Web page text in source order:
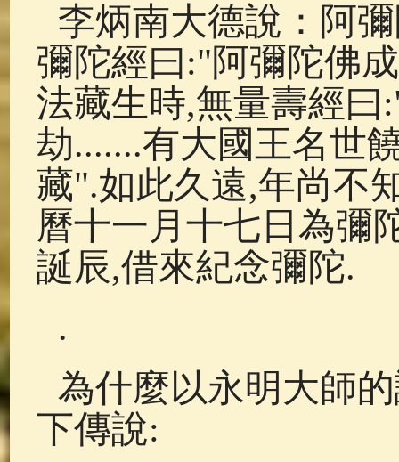
李炳南大德說：阿
彌陀經曰:"阿彌陀佛
法藏生時,無量壽經
劫.......有大國王名世
藏".如此久遠,年尚不
曆十一月十七日為彌
誕辰,借來紀念彌陀.
.
為什麼以永明大師
下傳說: